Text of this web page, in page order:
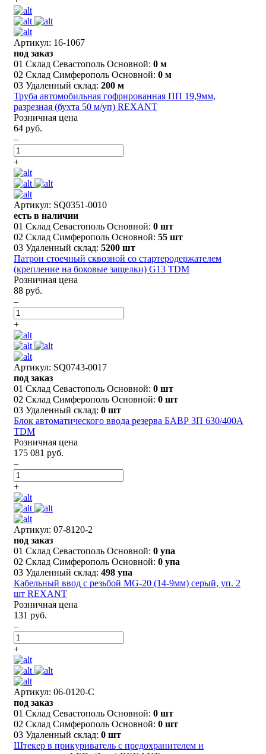
Артикул: 16-1067
под заказ
01 Склад Севастополь Основной: 0 м
02 Склад Симферополь Основной: 0 м
03 Удаленный склад: 200 м
Труба автомобильная гофрированная ПП 19,9мм,
разрезная (бухта 50 м/уп) REXANT
Розничная цена
64 руб.
–
+
Артикул: SQ0351-0010
есть в наличии
01 Склад Севастополь Основной: 0 шт
02 Склад Симферополь Основной: 55 шт
03 Удаленный склад: 5200 шт
Патрон стоечный сквозной со стартеродержателем
(крепление на боковые защелки) G13 TDM
Розничная цена
88 руб.
–
+
Артикул: SQ0743-0017
под заказ
01 Склад Севастополь Основной: 0 шт
02 Склад Симферополь Основной: 0 шт
03 Удаленный склад: 0 шт
Блок автоматического ввода резерва БАВР 3П 630/400А
TDM
Розничная цена
175 081 руб.
–
+
Артикул: 07-8120-2
под заказ
01 Склад Севастополь Основной: 0 упа
02 Склад Симферополь Основной: 0 упа
03 Удаленный склад: 498 упа
Кабельный ввод с резьбой MG-20 (14-9мм) серый, уп. 2
шт REXANT
Розничная цена
131 руб.
–
+
Артикул: 06-0120-С
под заказ
01 Склад Севастополь Основной: 0 шт
02 Склад Симферополь Основной: 0 шт
03 Удаленный склад: 0 шт
Штекер в прикуриватель с предохранителем и